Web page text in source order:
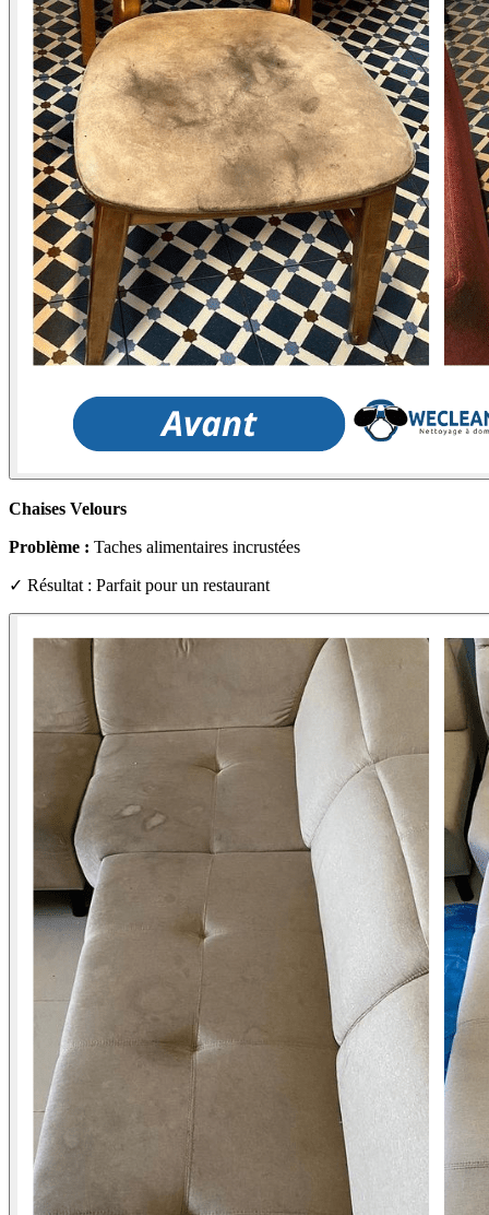
Chaises Velours
Problème : Taches alimentaires incrustées
✓ Résultat : Parfait pour un restaurant